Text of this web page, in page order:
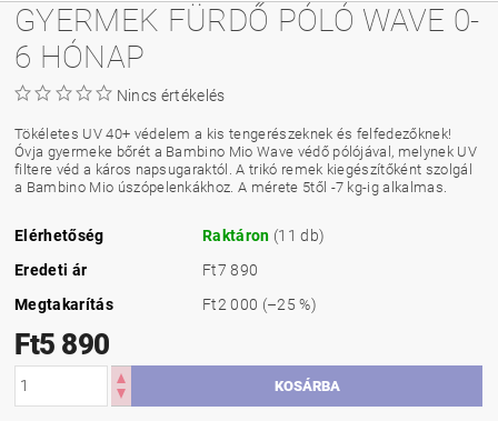
GYERMEK FÜRDŐ PÓLÓ WAVE 0-
6 HÓNAP
Nincs értékelés
Tökéletes UV 40+ védelem a kis tengerészeknek és felfedezőknek!
Óvja gyermeke bőrét a Bambino Mio Wave védő pólójával, melynek UV
filtere véd a káros napsugaraktól. A trikó remek kiegészítőként szolgál
a Bambino Mio úszópelenkákhoz. A mérete 5től -7 kg-ig alkalmas.
Elérhetőség Raktáron (11 db)
Eredeti ár
Ft7 890
Megtakarítás
Ft2 000 (–25 %)
Ft5 890